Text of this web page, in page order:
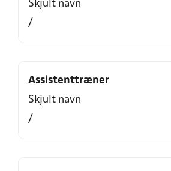
Skjult navn
/
Assistenttræner
Skjult navn
/